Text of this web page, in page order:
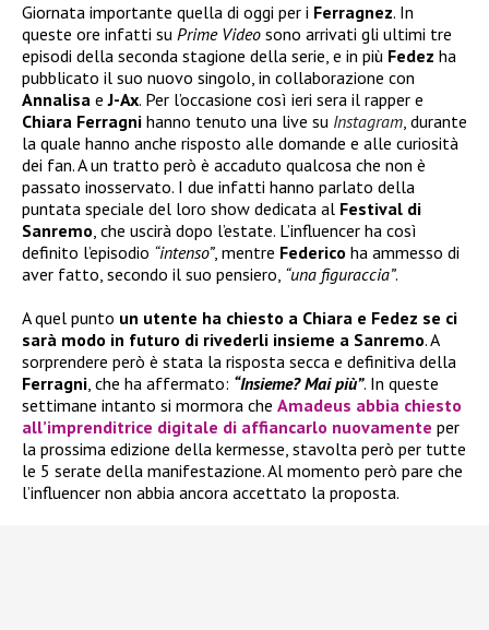
Giornata importante quella di oggi per i Ferragnez. In
queste ore infatti su Prime Video sono arrivati gli ultimi tre
episodi della seconda stagione della serie, e in più Fedez ha
pubblicato il suo nuovo singolo, in collaborazione con
Annalisa eJ-Ax. Per l’occasione così ieri sera il rapper e
Chiara Ferragni hanno tenuto una live su Instagram, durante
la quale hanno anche risposto alle domande e alle curiosità
dei fan. A un tratto però è accaduto qualcosa che non è
passato inosservato. I due infatti hanno parlato della
puntata speciale del loro show dedicata al Festival di
Sanremo, che uscirà dopo l’estate. L’influencer ha così
definito l’episodio “intenso”, mentre Federico ha ammesso di
aver fatto, secondo il suo pensiero, “una figuraccia”.
A quel punto un utente ha chiesto a Chiara e Fedez se ci
sarà modo in futuro di rivederli insieme a Sanremo. A
sorprendere però è stata la risposta secca e definitiva della
Ferragni, che ha affermato: “Insieme? Mai più”. In queste
settimane intanto si mormora che Amadeus abbia chiesto
all’imprenditrice digitale di affiancarlo nuovamente per
la prossima edizione della kermesse, stavolta però per tutte
le 5 serate della manifestazione. Al momento però pare che
l’influencer non abbia ancora accettato la proposta.